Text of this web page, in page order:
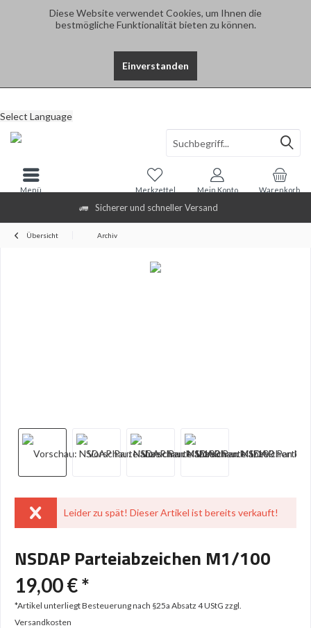
Diese Website verwendet Cookies, um Ihnen die
bestmögliche Funktionalität bieten zu können.
Einverstanden
Sicherer und schneller Versand
Select Language
Warenkorb
Merkzettel Mein Konto
Menü
Übersicht Archiv
Leider zu spät! Dieser Artikel ist bereits verkauft!
NSDAP Parteiabzeichen M1/100
19,00 € *
*Artikel unterliegt Besteuerung nach §25a Absatz 4 UStG zzgl.
Versandkosten